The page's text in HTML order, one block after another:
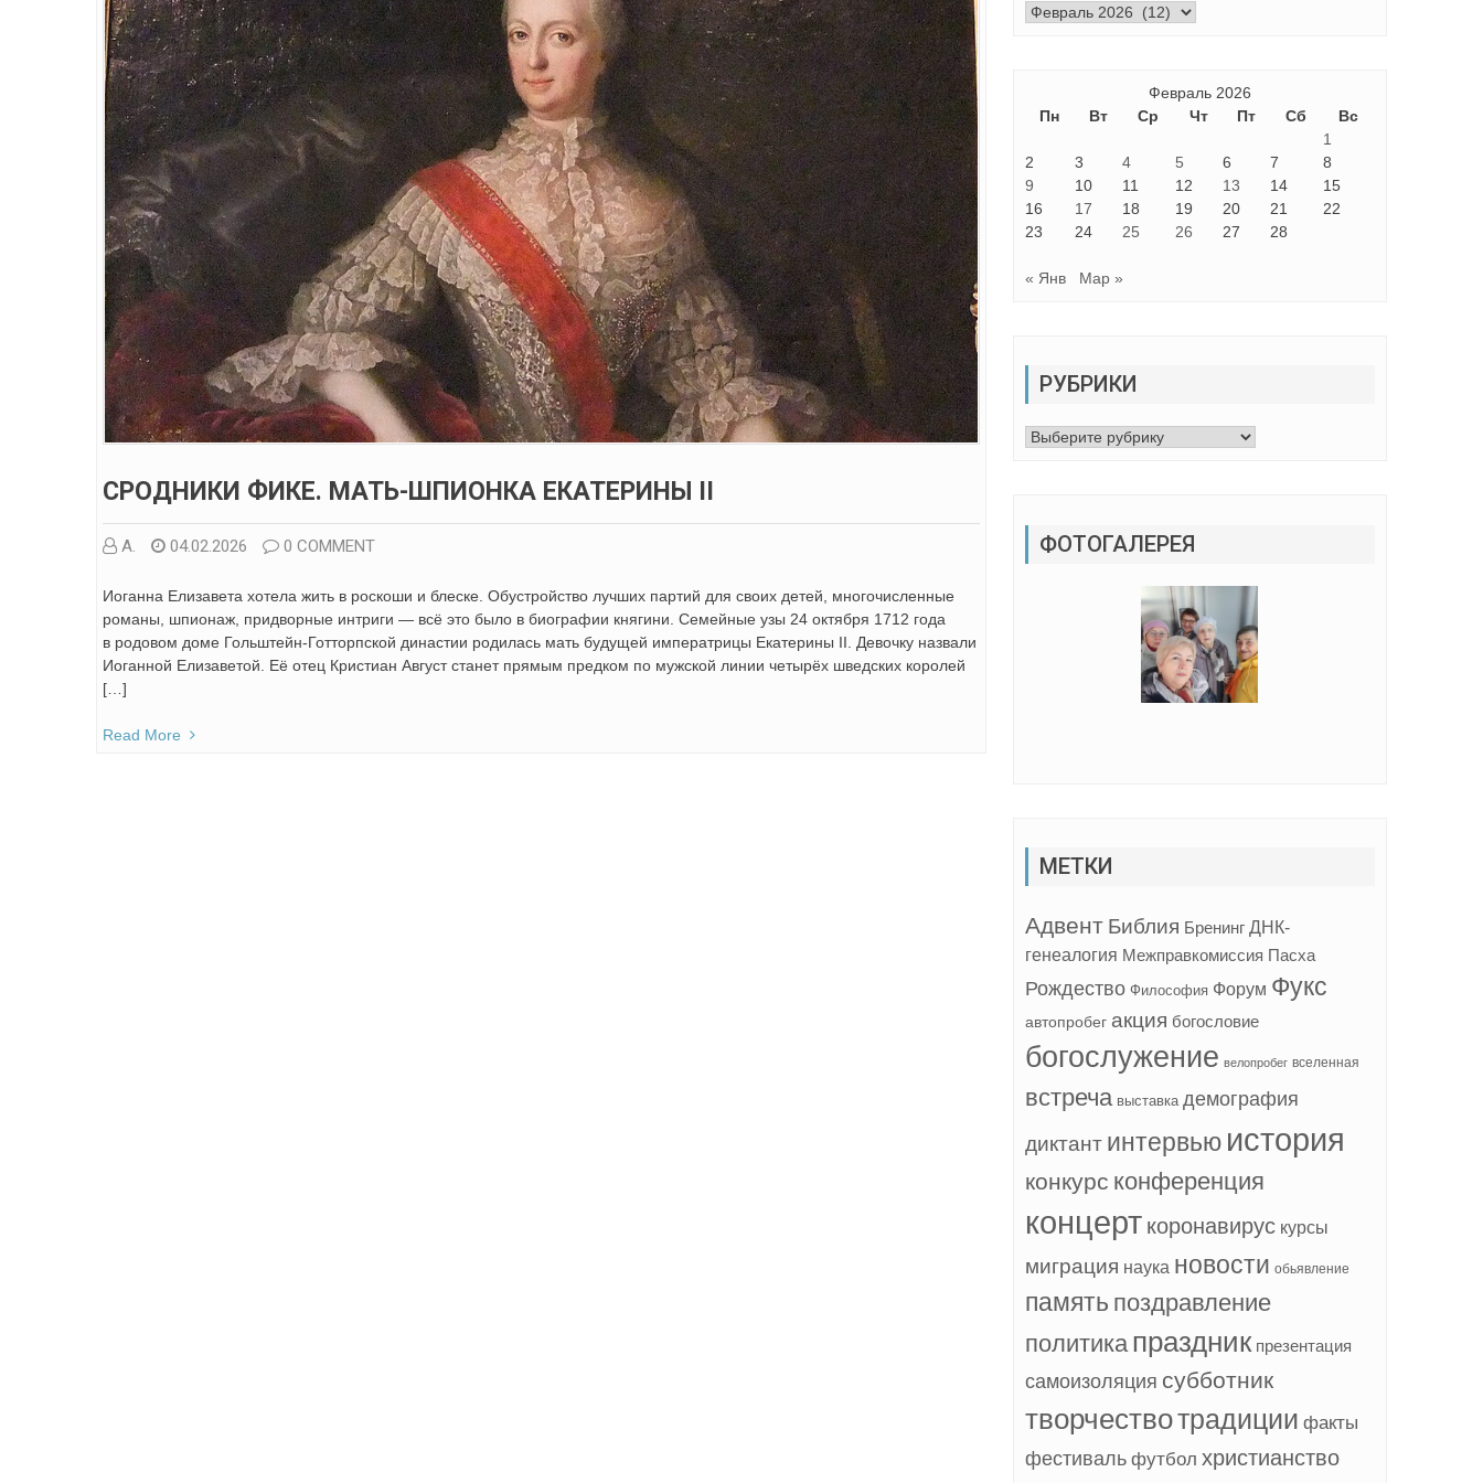
СРОДНИКИ ФИКЕ. МАТЬ-ШПИОНКА ЕКАТЕРИНЫ II
А. 04.02.2026 0 COMMENT
Иоганна Елизавета хотела жить в роскоши и блеске. Обустройство лучших партий для своих детей, многочисленные
романы, шпионаж, придворные интриги — всё это было в биографии княгини. Семейные узы 24 октября 1712 года
в родовом доме Гольштейн-Готторпской династии родилась мать будущей императрицы Екатерины II. Девочку назвали
Иоганной Елизаветой. Её отец Кристиан Август станет прямым предком по мужской линии четырёх шведских королей
[…]
Read More
Архивы
Февраль 2026
Пн
Вт Ср Чт Пт Сб
Вс
1
2
3 4 5 6 7
8
9
10 11 12 13 14
15
16
17 18 19 20 21
22
23
24 25 26 27 28
« Янв Мар »
РУБРИКИ
Рубрики
ФОТОГАЛЕРЕЯ
МЕТКИ
Адвент Библия Бренинг ДНК-
генеалогия Межправкомиссия Пасха
Рождество Философия Форум Фукс
автопробег акция богословие
богослужение велопробег вселенная
встреча выставка демография
диктант интервью история
конкурс конференция
концерт коронавирус курсы
миграция наука новости обьявление
память поздравление
политика праздник презентация
самоизоляция субботник
творчествотрадиции факты
фестиваль футбол христианство